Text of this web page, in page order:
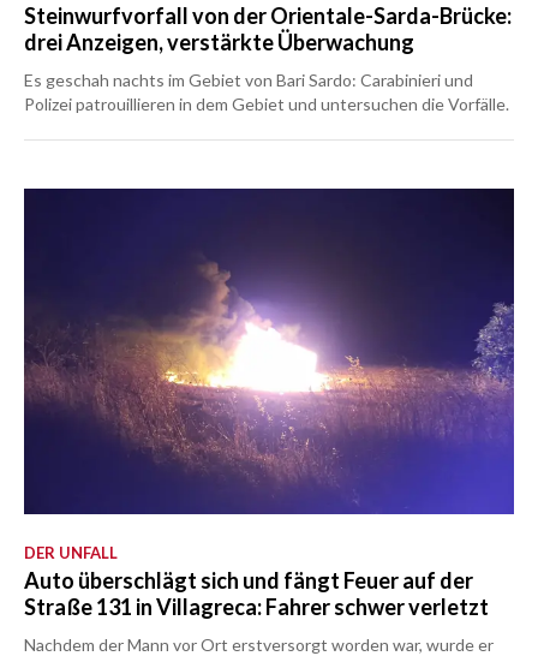
Steinwurfvorfall von der Orientale-Sarda-Brücke:
drei Anzeigen, verstärkte Überwachung
Es geschah nachts im Gebiet von Bari Sardo: Carabinieri und
Polizei patrouillieren in dem Gebiet und untersuchen die Vorfälle.
DER UNFALL
Auto überschlägt sich und fängt Feuer auf der
Straße 131 in Villagreca: Fahrer schwer verletzt
Nachdem der Mann vor Ort erstversorgt worden war, wurde er